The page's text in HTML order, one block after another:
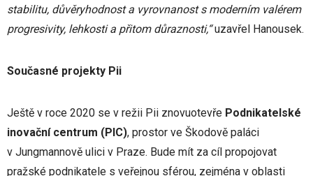
stabilitu, důvěryhodnost a vyrovnanost s moderním valérem
progresivity, lehkosti a přitom důraznosti,“uzavřel Hanousek.
Současné projekty Pii
Ještě v roce 2020 se v režii Pii znovuotevře Podnikatelské
inovační centrum (PIC), prostor ve Škodově paláci
v Jungmannově ulici v Praze. Bude mít za cíl propojovat
pražské podnikatele s veřejnou sférou, zejména v oblasti